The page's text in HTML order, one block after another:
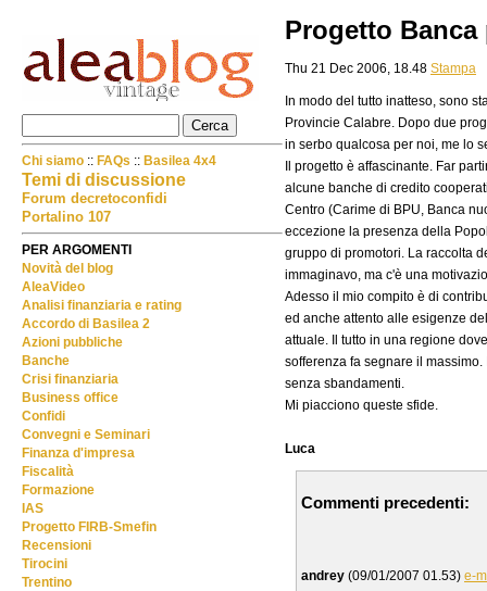
Progetto
Thu 21 Dec 2006, 18.48 Stampa
In modo del tutto inatteso, sono
Provincie Calabre. Dopo due
in serbo qualcosa per noi, me lo
Il progetto è affascinante. Far
alcune banche di credito
Centro (Carime di BPU, Banca
eccezione la presenza della
gruppo di promotori. La raccolta
immaginavo, ma c'è una
Adesso il mio compito è di
ed anche attento alle esigenze
attuale. Il tutto in una regione
sofferenza fa segnare il
senza sbandamenti.
Mi piacciono queste sfide.
Luca
Commenti precedenti:
andrey (09/01/2007 01.53) e-
Chi siamo :: FAQs :: Basilea 4x4
Temi di discussione
Forum decretoconfidi
Portalino 107
PER ARGOMENTI
Novità del blog
AleaVideo
Analisi finanziaria e rating
Accordo di Basilea 2
Azioni pubbliche
Banche
Crisi finanziaria
Business office
Confidi
Convegni e Seminari
Finanza d'impresa
Fiscalità
Formazione
IAS
Progetto FIRB-Smefin
Recensioni
Tirocini
Trentino